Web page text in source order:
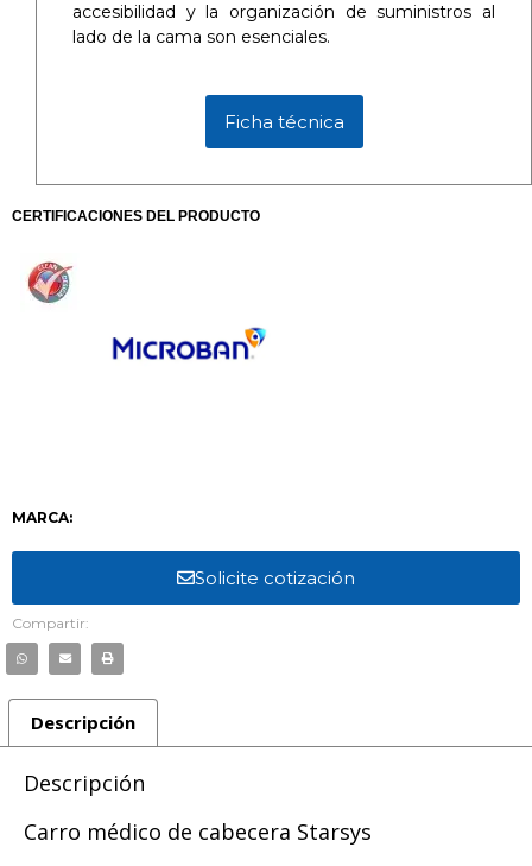
accesibilidad y la organización de suministros al
lado de la cama son esenciales.
Ficha técnica
CERTIFICACIONES DEL PRODUCTO
MARCA:
Solicite cotización
Compartir:
Descripción
Descripción
Carro médico de cabecera Starsys